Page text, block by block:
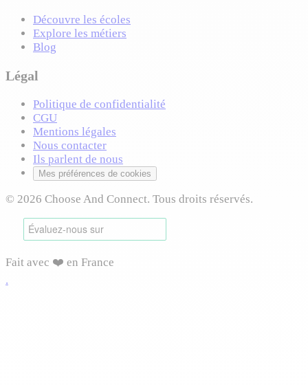
Découvre les écoles
Explore les métiers
Blog
Légal
Politique de confidentialité
CGU
Mentions légales
Nous contacter
Ils parlent de nous
Mes préférences de cookies
© 2026 Choose And Connect. Tous droits réservés.
Fait avec ❤️ en France
.